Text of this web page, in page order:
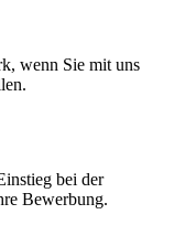
wenn Sie mit uns
bei der
Bewerbung.